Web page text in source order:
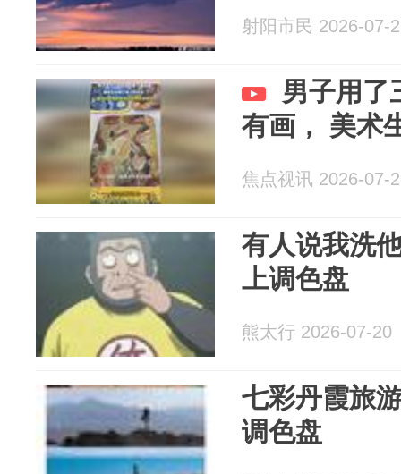
射阳市民 2026-07-
男子用了
有画， 美术
焦点视讯 2026-07-
有人说我洗
上调色盘
熊太行 2026-07-20
七彩丹霞旅
调色盘